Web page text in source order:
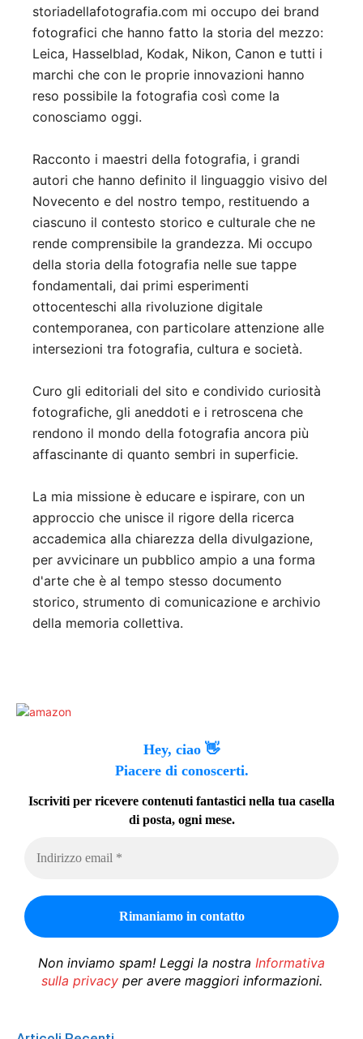
storiadellafotografia.com mi occupo dei brand
fotografici che hanno fatto la storia del mezzo:
Leica, Hasselblad, Kodak, Nikon, Canon e tutti i
marchi che con le proprie innovazioni hanno
reso possibile la fotografia così come la
conosciamo oggi.
Racconto i maestri della fotografia, i grandi
autori che hanno definito il linguaggio visivo del
Novecento e del nostro tempo, restituendo a
ciascuno il contesto storico e culturale che ne
rende comprensibile la grandezza. Mi occupo
della storia della fotografia nelle sue tappe
fondamentali, dai primi esperimenti
ottocenteschi alla rivoluzione digitale
contemporanea, con particolare attenzione alle
intersezioni tra fotografia, cultura e società.
Curo gli editoriali del sito e condivido curiosità
fotografiche, gli aneddoti e i retroscena che
rendono il mondo della fotografia ancora più
affascinante di quanto sembri in superficie.
La mia missione è educare e ispirare, con un
approccio che unisce il rigore della ricerca
accademica alla chiarezza della divulgazione,
per avvicinare un pubblico ampio a una forma
d'arte che è al tempo stesso documento
storico, strumento di comunicazione e archivio
della memoria collettiva.
Hey, ciao 👋
Piacere di conoscerti.
Iscriviti per ricevere contenuti fantastici nella tua casella
di posta, ogni mese.
Non inviamo spam! Leggi la nostra Informativa
sulla privacyper avere maggiori informazioni.